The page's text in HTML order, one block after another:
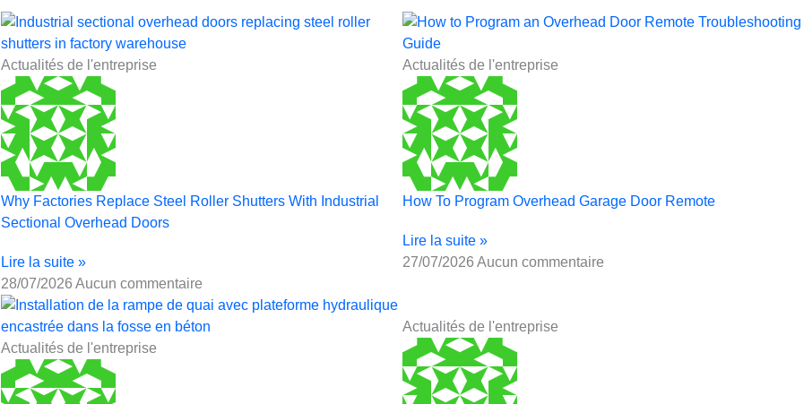
Actualités de l'entreprise
Why Factories Replace Steel Roller Shutters With Industrial
Sectional Overhead Doors
Lire la suite »
28/07/2026 Aucun commentaire
Actualités de l'entreprise
How To Program Overhead Garage Door Remote
Lire la suite »
27/07/2026 Aucun commentaire
Actualités de l'entreprise
Actualités de l'entreprise